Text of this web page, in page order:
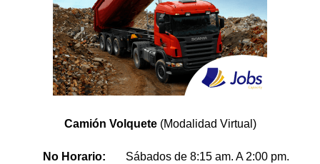
Camión Volquete (Modalidad Virtual)
No Horario: Sábados de 8:15 am. A 2:00 pm.